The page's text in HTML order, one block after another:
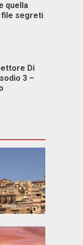
quella
file segreti
Di
3 –